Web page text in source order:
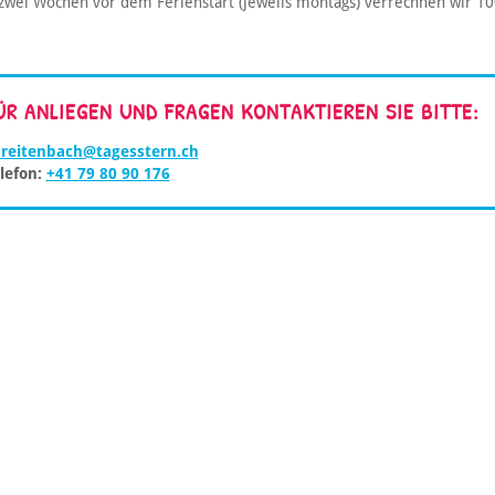
ANLIEGEN UND FRAGEN KONTAKTIEREN SIE BITTE:
+41 79 80 90 176